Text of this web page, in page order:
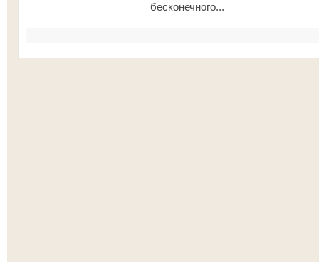
бесконечного...